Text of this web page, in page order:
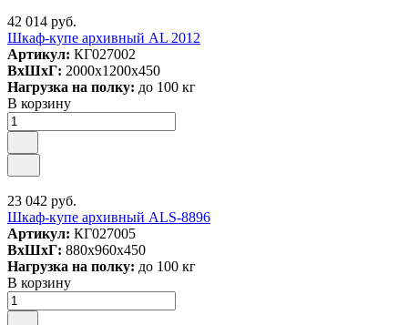
42 014 руб.
Шкаф-купе архивный AL 2012
Артикул: КГ027002
ВxШxГ: 2000x1200x450
Нагрузка на полку: до 100 кг
В корзину
23 042 руб.
Шкаф-купе архивный ALS-8896
Артикул: КГ027005
ВxШxГ: 880x960x450
Нагрузка на полку: до 100 кг
В корзину